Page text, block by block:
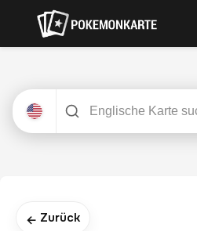
← Zurück